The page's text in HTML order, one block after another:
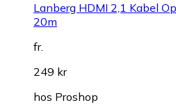
Lanberg HDMI 2,1 Kabel
20m
fr.
249 kr
hos Proshop